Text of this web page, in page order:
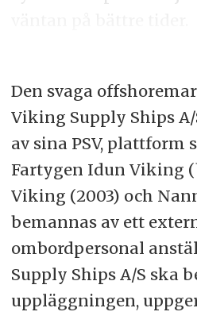
Den svaga
Viking Supply Ships
av sina PSV, plattform
Fartygen Idun Viking
Viking (2003) och
bemannas av ett
ombordpersonal
Supply Ships A/S ska
uppläggningen,